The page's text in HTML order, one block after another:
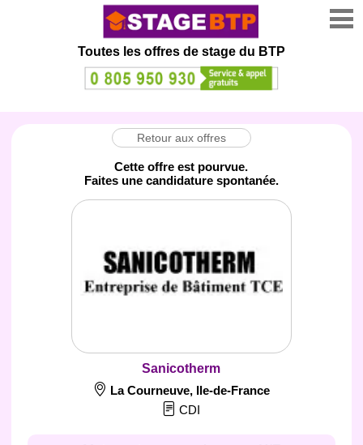
Toutes les offres de stage du BTP
Retour aux offres
Cette offre est pourvue.
Faites une candidature spontanée.
Sanicotherm
La Courneuve, Ile-de-France
CDI